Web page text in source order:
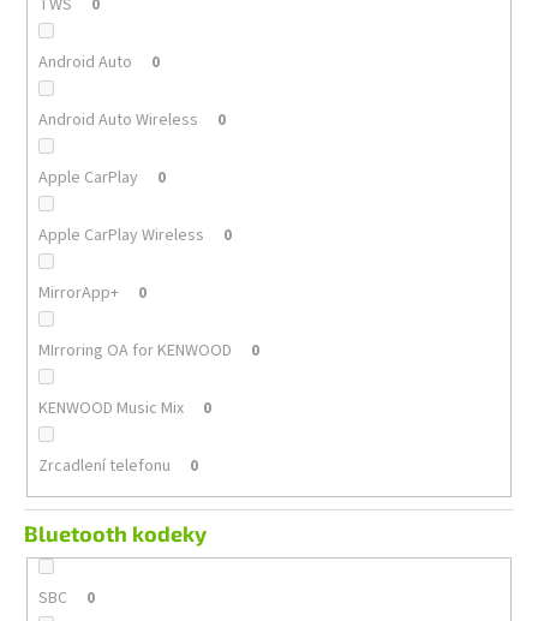
Android Auto 0
Android Auto Wireless 0
Apple CarPlay 0
Apple CarPlay Wireless 0
MirrorApp+ 0
MIrroring OA for KENWOOD 0
KENWOOD Music Mix 0
Zrcadlení telefonu 0
Bluetooth kodeky
SBC 0